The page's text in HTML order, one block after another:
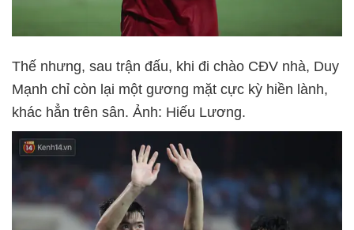
Thế nhưng, sau trận đấu, khi đi chào CĐV nhà, Duy
Mạnh chỉ còn lại một gương mặt cực kỳ hiền lành,
khác hẳn trên sân. Ảnh: Hiếu Lương.